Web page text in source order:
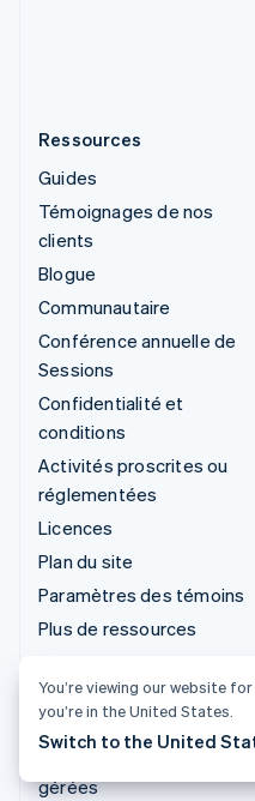
Ressources
Guides
Témoignages de nos
clients
Blogue
Communautaire
Conférence annuelle de
Sessions
Confidentialité et
conditions
Activités proscrites ou
réglementées
Licences
Plan du site
Paramètres des témoins
Plus de ressources
Assistance
Obtenir de l'aide
gérées
You’re viewing our website
you’re in the United States.
Switch to the United